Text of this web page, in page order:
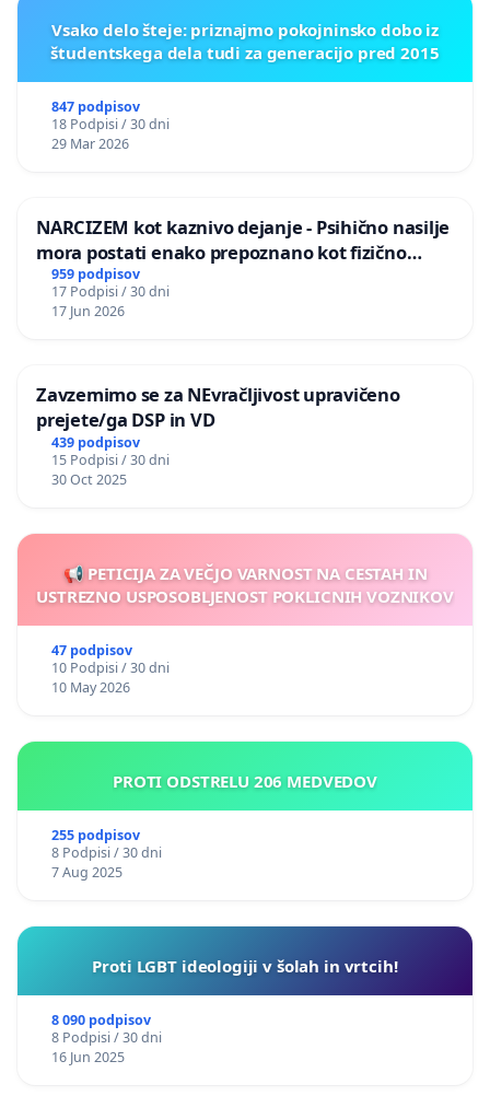
Vsako delo šteje: priznajmo pokojninsko dobo iz
študentskega dela tudi za generacijo pred 2015
847 podpisov
18 Podpisi / 30 dni
29 Mar 2026
NARCIZEM kot kaznivo dejanje - Psihično nasilje
mora postati enako prepoznano kot fizično
nasilje
959 podpisov
17 Podpisi / 30 dni
17 Jun 2026
Zavzemimo se za NEvračljivost upravičeno
prejete/ga DSP in VD
439 podpisov
15 Podpisi / 30 dni
30 Oct 2025
📢 PETICIJA ZA VEČJO VARNOST NA CESTAH IN
USTREZNO USPOSOBLJENOST POKLICNIH VOZNIKOV
47 podpisov
10 Podpisi / 30 dni
10 May 2026
PROTI ODSTRELU 206 MEDVEDOV
255 podpisov
8 Podpisi / 30 dni
7 Aug 2025
Proti LGBT ideologiji v šolah in vrtcih!
8 090 podpisov
8 Podpisi / 30 dni
16 Jun 2025